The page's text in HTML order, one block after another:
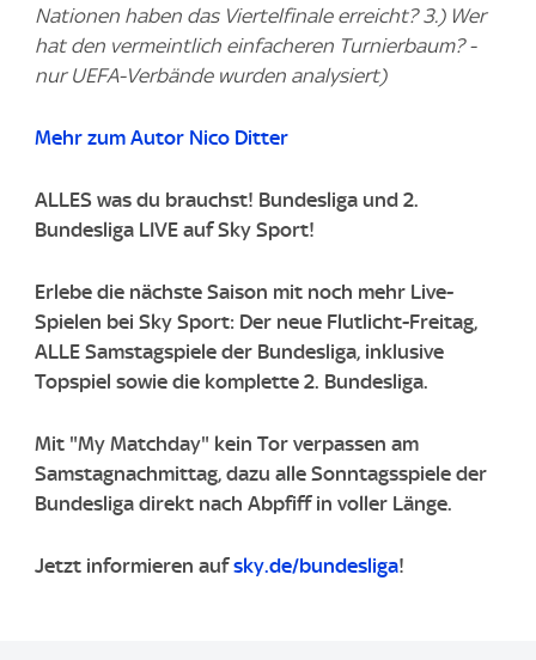
Nationen haben das Viertelfinale erreicht? 3.) Wer
hat den vermeintlich einfacheren Turnierbaum? -
nur UEFA-Verbände wurden analysiert)
Mehr zum Autor Nico Ditter
ALLES was du brauchst! Bundesliga und 2.
Bundesliga LIVE auf Sky Sport!
Erlebe die nächste Saison mit noch mehr Live-
Spielen bei Sky Sport: Der neue Flutlicht-Freitag,
ALLE Samstagspiele der Bundesliga, inklusive
Topspiel sowie die komplette 2. Bundesliga.
Mit "My Matchday" kein Tor verpassen am
Samstagnachmittag, dazu alle Sonntagsspiele der
Bundesliga direkt nach Abpfiff in voller Länge.
Jetzt informieren aufsky.de/bundesliga!